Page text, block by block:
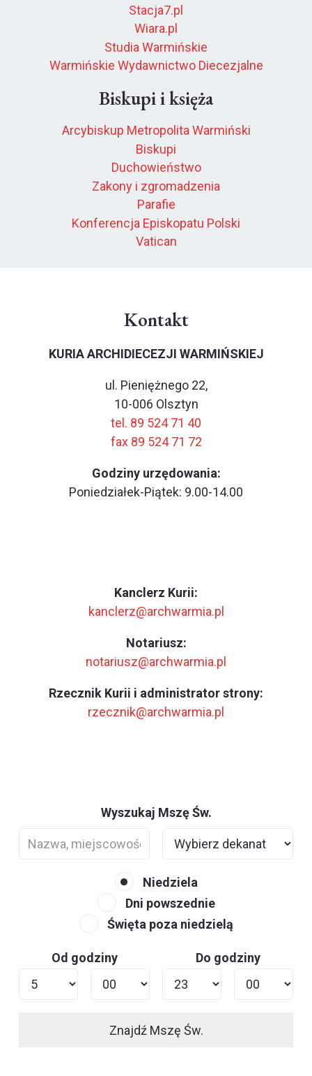
Stacja7.pl
Wiara.pl
Studia Warmińskie
Warmińskie Wydawnictwo Diecezjalne
Biskupi i księża
Arcybiskup Metropolita Warmiński
Biskupi
Duchowieństwo
Zakony i zgromadzenia
Parafie
Konferencja Episkopatu Polski
Vatican
Kontakt
KURIA ARCHIDIECEZJI WARMIŃSKIEJ
ul. Pieniężnego 22,
10-006 Olsztyn
tel. 89 524 71 40
fax 89 524 71 72
Godziny urzędowania:
Poniedziałek-Piątek: 9.00-14.00
Kanclerz Kurii:
kanclerz@archwarmia.pl
Notariusz:
notariusz@archwarmia.pl
Rzecznik Kurii i administrator strony:
rzecznik@archwarmia.pl
Wyszukaj Mszę Św.
Niedziela
Dni powszednie
Święta poza niedzielą
Od godziny Do godziny
Znajdź Mszę Św.